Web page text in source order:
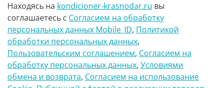
г Краснодар Ул Петра метальникова 23
8(900)29-888-66
Находясь на kondicioner-krasnodar.ru вы
соглашаетесь с Согласием на обработку
персональных данных Mobile_ID, Политикой
обработки персональных данных,
Пользовательским соглашением, Согласием на
обработку персональных данных, Условиями
обмена и возврата, Согласием на использование